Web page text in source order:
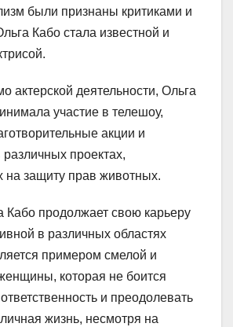
были признаны критиками и
Кабо стала известной и
актерской деятельности, Ольга
участие в телешоу,
акции и
проектах,
на защиту прав животных.
Кабо продолжает свою карьеру
в различных областях
примером смелой и
которая не боится
и преодолевать
жизнь, несмотря на